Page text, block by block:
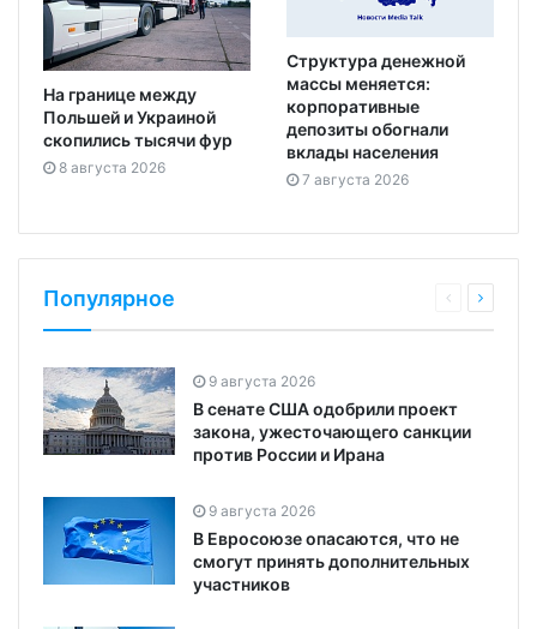
На границе между
Польшей и Украиной
скопились тысячи фур
8 августа 2026
Структура денежной
массы меняется:
корпоративные
депозиты обогнали
вклады населения
7 августа 2026
Популярное
9 августа 2026
В сенате США одобрили проект
закона, ужесточающего санкции
против России и Ирана
9 августа 2026
В Евросоюзе опасаются, что не
смогут принять дополнительных
участников